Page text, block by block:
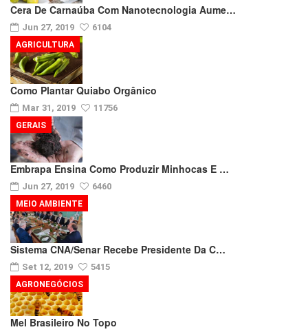
Cera De Carnaúba Com Nanotecnologia Aume…
Jun 27, 2019 6104
Como Plantar Quiabo Orgânico
Mar 31, 2019 11756
AGRICULTURA
Embrapa Ensina Como Produzir Minhocas E …
Jun 27, 2019 6460
GERAIS
Sistema CNA/Senar Recebe Presidente Da C…
Set 12, 2019 5415
MEIO AMBIENTE
Mel Brasileiro No Topo
AGRONEGÓCIOS